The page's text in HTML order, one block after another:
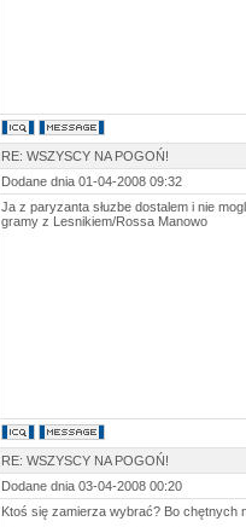
RE: WSZYSCY NA POGOŃ!
Dodane dnia 01-04-2008 09:32
Ja z paryzanta słuzbe dostalem i nie
gramy z Lesnikiem/Rossa Manowo
RE: WSZYSCY NA POGOŃ!
Dodane dnia 03-04-2008 00:20
Ktoś się zamierza wybrać? Bo chętnych